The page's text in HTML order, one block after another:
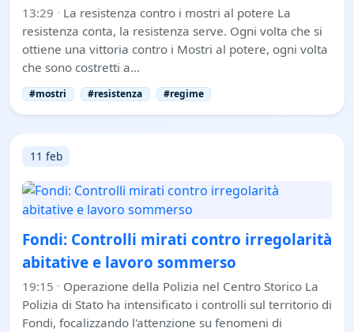
13:29 · La resistenza contro i mostri al potere La
resistenza conta, la resistenza serve. Ogni volta che si
ottiene una vittoria contro i Mostri al potere, ogni volta
che sono costretti a…
#mostri #resistenza #regime
11 feb
Fondi: Controlli mirati contro irregolarità
abitative e lavoro sommerso
19:15 · Operazione della Polizia nel Centro Storico La
Polizia di Stato ha intensificato i controlli sul territorio di
Fondi, focalizzando l'attenzione su fenomeni di